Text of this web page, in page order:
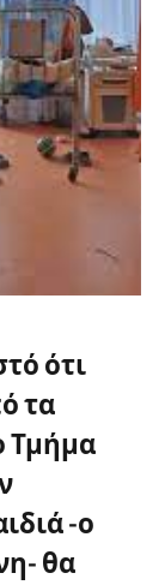
ότι
τα
Τμήμα
-ο
θα